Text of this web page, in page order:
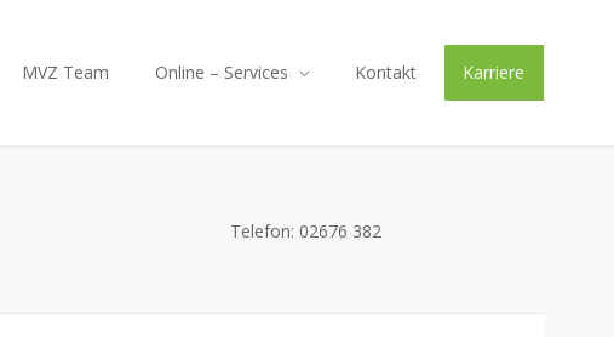
MVZ Team Online – Services Kontakt Karriere
Telefon: 02676 382